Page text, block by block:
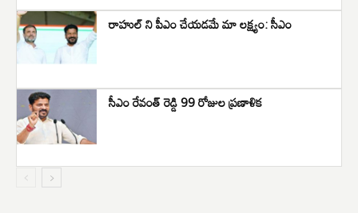
రాహుల్ ని పీఎం చేయడమే మా లక్ష్యం: సీఎం
సీఎం రేవంత్ రెడ్డి 99 రోజుల ప్రణాళిక